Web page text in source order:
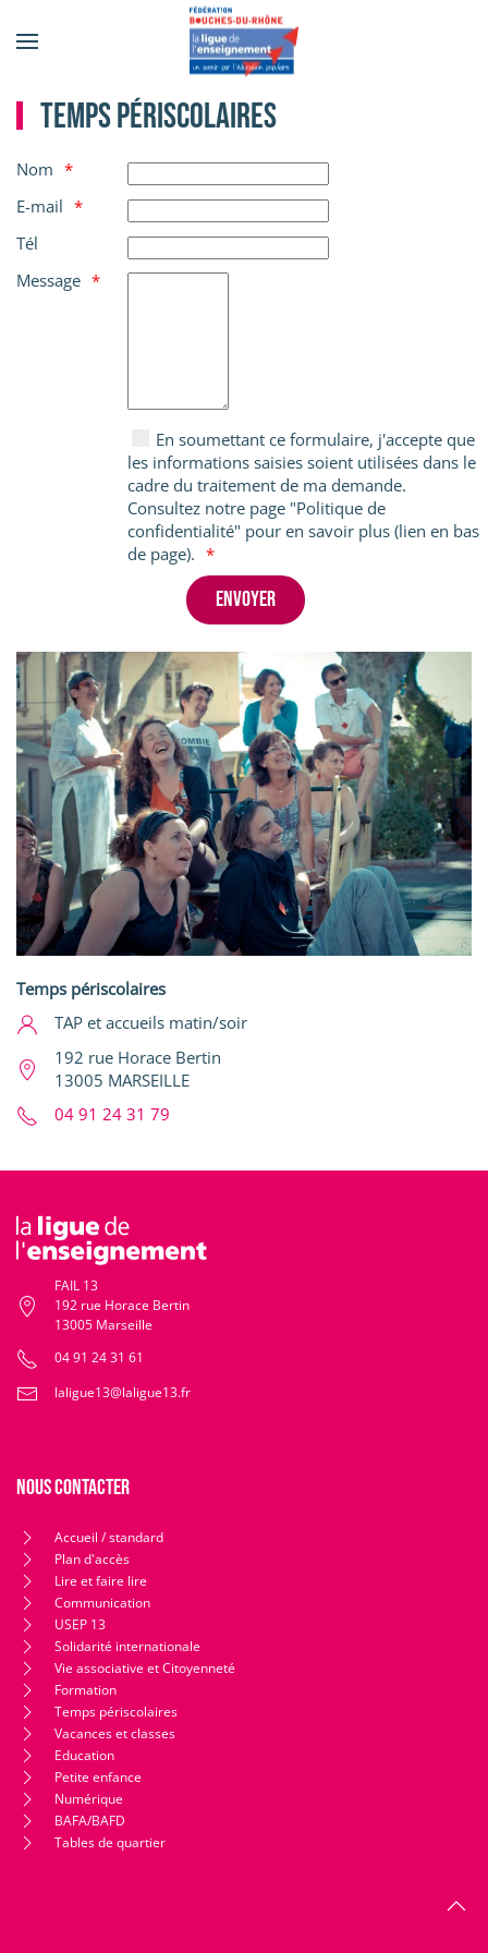
Accéder au contenu principal
Temps périscolaires
Nom
E-mail
Tél
Message
En soumettant ce formulaire, j'accepte que
les informations saisies soient utilisées dans le
cadre du traitement de ma demande.
Consultez notre page "Politique de
confidentialité" pour en savoir plus (lien en bas
de page).
Temps périscolaires
TAP et accueils matin/soir
192 rue Horace Bertin
13005 MARSEILLE
04 91 24 31 79
FAIL 13
192 rue Horace Bertin
13005 Marseille
04 91 24 31 61
laligue13@laligue13.fr
Nous contacter
Accueil / standard
Plan d'accès
Lire et faire lire
Communication
USEP 13
Solidarité internationale
Vie associative et Citoyenneté
Formation
Temps périscolaires
Vacances et classes
Education
Petite enfance
Numérique
BAFA/BAFD
Tables de quartier